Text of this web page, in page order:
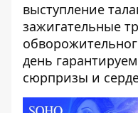
выступление
зажигательные
день
сюрпризы и